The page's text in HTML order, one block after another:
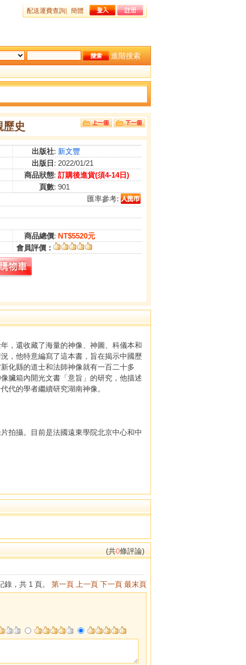
配送運費查詢 簡體
進階搜索
歷史
出版社: 新文豐
出版日 : 2022/01/21
商品狀態: 訂購後進貨(須4-14日)
頁數: 901
匯率參考:
商品總價: NT$5520元
會員評價：
還收藏了海量的神像、神圖、科儀本和
，他特意編寫了這本書，旨在揭示中國歷
化縣的道士和法師神像就有一百二十多
臟箱內開光文書「意旨」的研究，他描述
代的學者繼續研究湖南神像。
攝。目前是法國遠東學院北京中心和中
(共0條評論)
錄，共 1 頁。 第一頁 上一頁 下一頁 最末頁